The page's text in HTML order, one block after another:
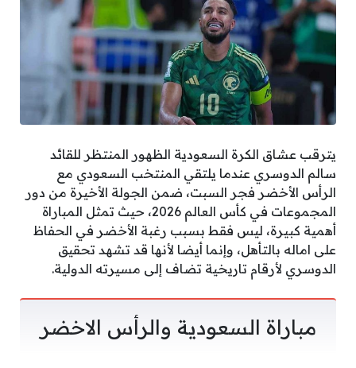
يترقب عشاق الكرة السعودية الظهور المنتظر للقائد
سالم الدوسري عندما يلتقي المنتخب السعودي مع
الرأس الأخضر فجر السبت، ضمن الجولة الأخيرة من دور
المجموعات في كأس العالم 2026، حيث تمثل المباراة
أهمية كبيرة، ليس فقط بسبب رغبة الأخضر في الحفاظ
على اماله بالتأهل، وإنما أيضا لأنها قد تشهد تحقيق
الدوسري لأرقام تاريخية تضاف إلى مسيرته الدولية.
مباراة السعودية والرأس الاخضر